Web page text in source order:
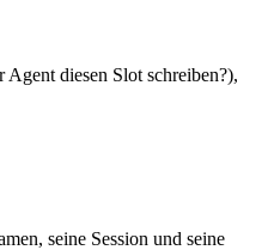
diesen Slot schreiben?),
seine Session und seine